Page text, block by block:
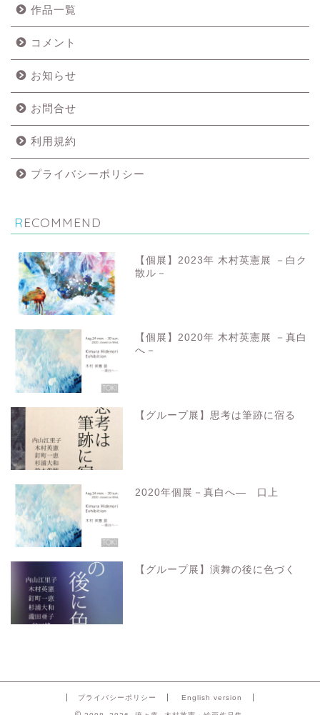
作品一覧
コメント
お知らせ
お問合せ
利用規約
プライバシーポリシー
RECOMMEND
【個展】2023年 木村英憲展 －白ク
散ル－
【個展】2020年 木村英憲展 －真白
へ－
【グループ展】思考は筆跡に宿る
2020年個展－真白へ― 口上
【グループ展】演舞の後に色づく
プライバシーポリシー English version